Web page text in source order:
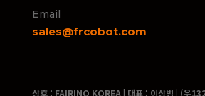
Email
sales@frcobot.com
상호 : FAIRINO KOREA | 대표 : 이상범 | (우